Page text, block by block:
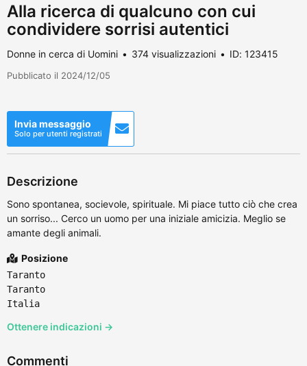
Alla ricerca di qualcuno con cui
condividere sorrisi autentici
Donne in cerca di Uomini 374 visualizzazioni ID: 123415
Pubblicato il 2024/12/05
Invia messaggio
Solo per utenti registrati
Descrizione
Sono spontanea, socievole, spirituale. Mi piace tutto ciò che crea
un sorriso... Cerco un uomo per una iniziale amicizia. Meglio se
amante degli animali.
Posizione
Taranto
Taranto
Italia
Ottenere indicazioni →
Commenti